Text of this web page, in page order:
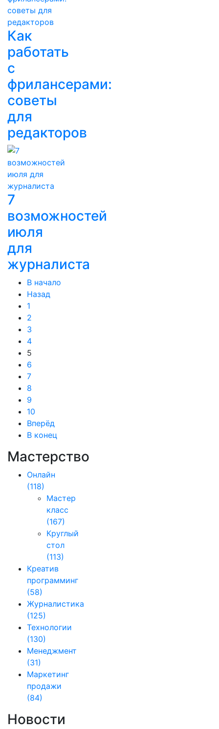
Как
работать
с
фрилансерами:
советы
для
редакторов
7
возможностей
июля
для
журналиста
В начало
Назад
1
2
3
4
5
6
7
8
9
10
Вперёд
В конец
Мастерство
Онлайн
(118)
Мастер
класс
(167)
Круглый
стол
(113)
Креатив
программинг
(58)
Журналистика
(125)
Технологии
(130)
Менеджмент
(31)
Маркетинг
продажи
(84)
Новости